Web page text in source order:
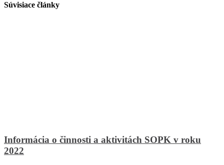
Súvisiace články
Informácia o činnosti a aktivitách SOPK v roku
2022